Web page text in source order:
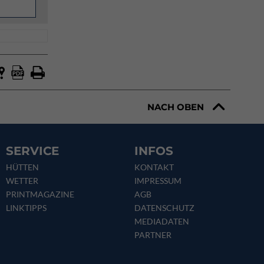
NACH OBEN
SERVICE
HÜTTEN
WETTER
PRINTMAGAZINE
LINKTIPPS
INFOS
KONTAKT
IMPRESSUM
AGB
DATENSCHUTZ
MEDIADATEN
PARTNER